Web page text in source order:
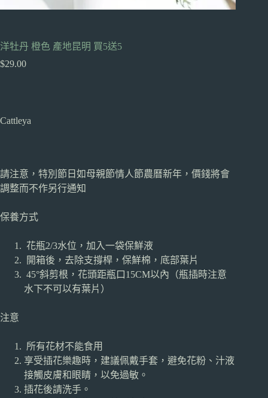
洋牡丹 橙色 產地昆明 買5送5
$29.00
Cattleya
請注意，特別節日如母親節情人節農曆新年，價錢將會
調整而不作另行通知
保養方式
花瓶2/3水位，加入一袋保鮮液
開箱後，去除支撐桿，保鮮棉，底部葉片
45°斜剪根，花頭距瓶口15CM以內（瓶插時注意
水下不可以有葉片）
注意
所有花材不能食用
享受插花樂趣時，建議佩戴手套，避免花粉、汁液
接觸皮膚和眼睛，以免過敏。
插花後請洗手。